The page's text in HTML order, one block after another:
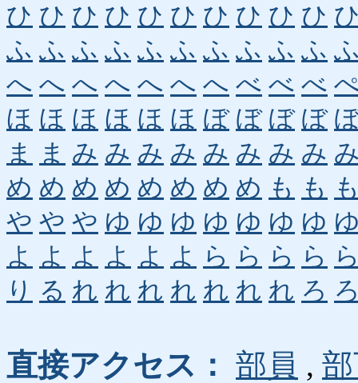
ひ ひ ひ ひ ひ ひ ひ ひ ひ ひ
ふ ふ ふ ふ ふ ふ ふ ふ ふ ふ
へ へ へ へ へ へ へ べ べ べ
ほ ほ ほ ほ ほ ほ ぼ ぼ ぼ ぼ
ま
ま み み み み み み み み
め め め め め め め め も も
や や や ゆ ゆ ゆ ゆ ゆ ゆ ゆ
よ よ よ よ よ よ ら ら ら ら
り る れ れ れ れ れ れ れ ろ
直接アクセス： 部員 ,